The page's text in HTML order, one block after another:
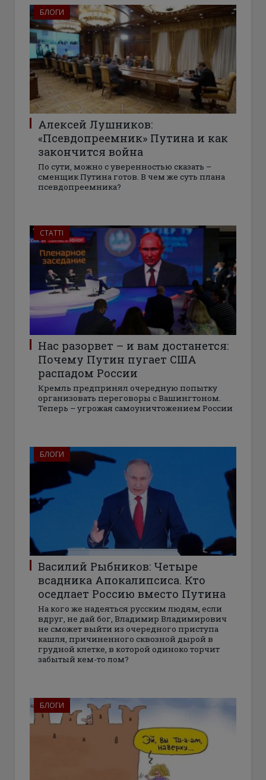
БЛОГИ
Алексей Лушников:
«Псевдопреемник» Путина и как
закончится война
По сути, можно с уверенностью сказать –
сменщик Путина готов. В чем же суть плана
псевдопреемника?
СТАТТІ
Нас разорвет – и вам достанется:
Почему Путин пугает США
распадом России
Кремль предпринял очередную попытку
организовать переговоры с Вашингтоном.
Теперь – угрожая самоуничтожением России
БЛОГИ
Василий Рыбников: Четыре
всадника Апокалипсиса. Кто
оседлает Россию вместо Путина
На кого же надеяться русским людям, если
вдруг, не дай бог, Владимир Владимирович
не сможет выйти из очередного приступа
кашля, причиненного сквозной дырой в
грудной клетке, в которой одиноко торчит
забытый кем-то лом?
БЛОГИ